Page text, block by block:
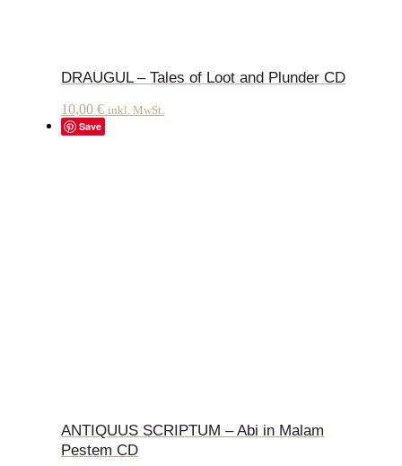
DRAUGUL – Tales of Loot and Plunder CD
10,00 € inkl. MwSt.
Save
ANTIQUUS SCRIPTUM – Abi in Malam
Pestem CD